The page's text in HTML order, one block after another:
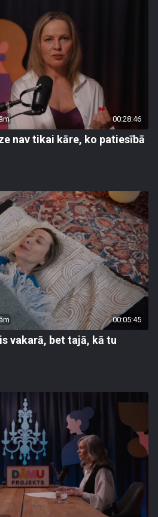
00:28:46
nav tikai kāre, ko patiesībā
00:05:45
vakarā, bet tajā, kā tu